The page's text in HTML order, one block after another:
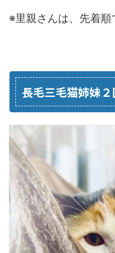
※里親さんは、先着
長毛三毛猫姉妹